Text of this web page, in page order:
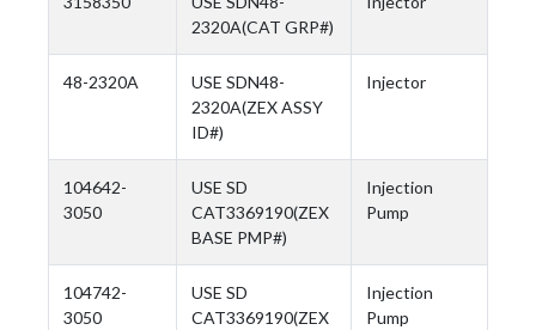
2320A(CAT GRP#)
48-2320A
USE SDN48-
2320A(ZEX ASSY
ID#)
Injector
104642-
3050
USE SD
CAT3369190(ZEX
BASE PMP#)
Injection
Pump
104742-
3050
USE SD
CAT3369190(ZEX
Injection
Pump